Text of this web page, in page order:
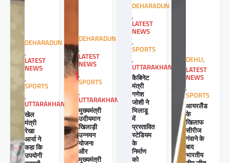
DEHARADUN
,
LATEST
NEWS
,
SPORTS
,
UTTARAKHAND
खेल
मंत्री
रेखा
आर्या ने
कहा कि
उपयोगी
DEHARADUN
,
LATEST
NEWS
,
SPORTS
,
UTTARAKHAND
मुख्यमंत्री
उदीयमान
खिलाड़ी
उन्नयन
योजना
और
मुख्यमंत्री
DEHARADUN
,
LATEST
NEWS
,
SPORTS
,
UTTARAKHAND
कैबिनेट
मंत्री
गणेश
जोशी ने
भिलाडू
में
प्रस्तावित
स्टेडियम
के
निर्माण
को
DEHLI,
LATEST
NEWS
,
SPORTS
आयरलैंड
के
खिलाफ
सीरीज
गंवाने के
बाद
भारतीय